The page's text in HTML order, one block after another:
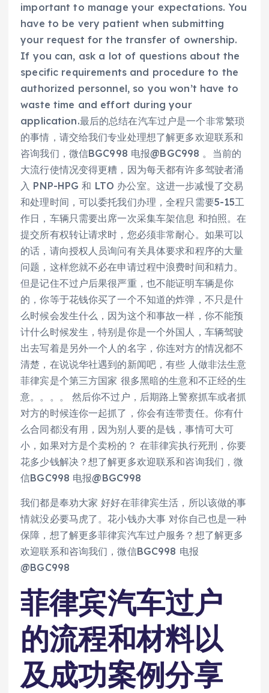
important to manage your expectations. You
have to be very patient when submitting
your request for the transfer of ownership.
If you can, ask a lot of questions about the
specific requirements and procedure to the
authorized personnel, so you won’t have to
waste time and effort during your
application.最后的总结在汽车过户是一个非常繁琐
的事情，请交给我们专业处理想了解更多欢迎联系和
咨询我们，微信BGC998 电报@BGC998 。当前的
大流行使情况变得更糟，因为每天都有许多驾驶者涌
入 PNP-HPG 和 LTO 办公室。这进一步减慢了交易
和处理时间，可以委托我们办理，全程只需要5-15工
作日，车辆只需要出席一次采集车架信息 和拍照。在
提交所有权转让请求时，您必须非常耐心。如果可以
的话，请向授权人员询问有关具体要求和程序的大量
问题，这样您就不必在申请过程中浪费时间和精力。
但是记住不过户后果很严重，也不能证明车辆是你
的，你等于花钱你买了一个不知道的炸弹，不只是什
么时候会发生什么，因为这个和事故一样，你不能预
计什么时候发生，特别是你是一个外国人，车辆驾驶
出去写着是另外一个人的名字，你连对方的情况都不
清楚，在说说华社遇到的新闻吧，有些 人做非法生意
菲律宾是个第三方国家 很多黑暗的生意和不正经的生
意。。。。 然后你不过户，后期路上警察抓车或者抓
对方的时候连你一起抓了，你会有连带责任。你有什
么合同都没有用，因为别人要的是钱，事情可大可
小，如果对方是个卖粉的？ 在菲律宾执行死刑，你要
花多少钱解决？想了解更多欢迎联系和咨询我们，微
信BGC998 电报@BGC998
我们都是奉劝大家 好好在菲律宾生活，所以该做的事
情就没必要马虎了。花小钱办大事 对你自己也是一种
保障，想了解更多菲律宾汽车过户服务？想了解更多
欢迎联系和咨询我们，微信BGC998 电报
@BGC998
菲律宾汽车过户
的流程和材料以
及成功案例分享